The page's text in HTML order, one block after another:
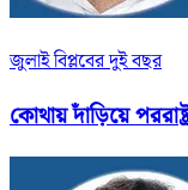
জুলাই বিপ্লবের দুই বছর
কোথায় দাঁড়িয়ে